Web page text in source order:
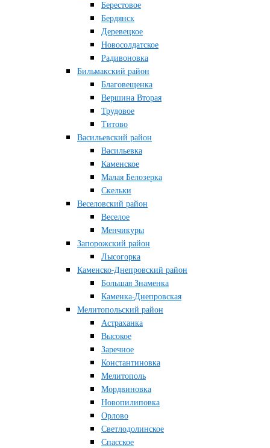
Берестовое
Бердянск
Деревецкое
Новосолдатское
Радивоновка
Бильмакский район
Благовещенка
Вершина Вторая
Трудовое
Титово
Васильевский район
Васильевка
Каменское
Малая Белозерка
Скельки
Веселовский район
Веселое
Менчикуры
Запорожский район
Лысогорка
Каменско-Днепровский район
Большая Знаменка
Каменка-Днепровская
Мелитопольский район
Астраханка
Высокое
Заречное
Константиновка
Мелитополь
Мордвиновка
Новопилиповка
Орлово
Светлодолинское
Спасское